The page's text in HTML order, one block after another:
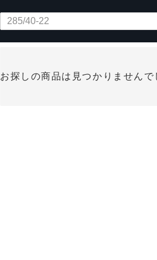
お探しの商品は見つかりませんで